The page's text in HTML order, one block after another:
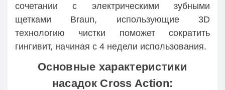
сочетании с электрическими зубными
щетками Braun, использующие 3D
технологию чистки поможет сократить
гингивит, начиная с 4 недели использования.
Основные характеристики
насадок Cross Action: